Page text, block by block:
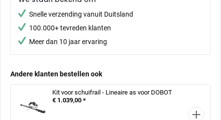
Snelle verzending vanuit Duitsland
100.000+ tevreden klanten
Meer dan 10 jaar ervaring
Andere klanten bestellen ook
Kit voor schuifrail - Lineaire as voor DOBOT
€ 1.039,00 *